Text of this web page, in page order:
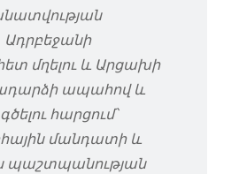
Ադրբեջանի
մղելու և Արցախի
ապահով և
հարցում՝
մանդատի և
պաշտպանության